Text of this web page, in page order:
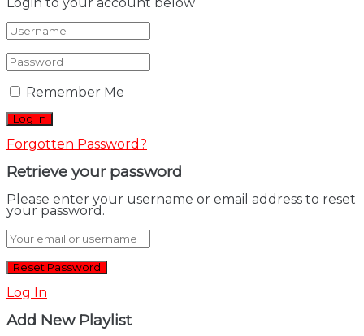
Login to your account below
Remember Me
Forgotten Password?
Retrieve your password
Please enter your username or email address to reset
your password.
Log In
Add New Playlist